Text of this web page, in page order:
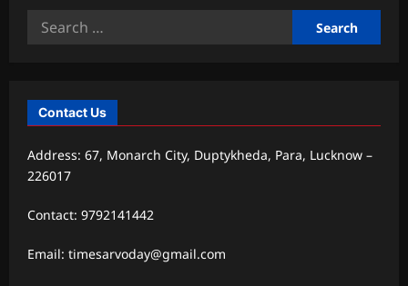
Search
Contact Us
Address: 67, Monarch City, Duptykheda, Para, Lucknow –
226017
Contact: 9792141442
Email: timesarvoday@gmail.com